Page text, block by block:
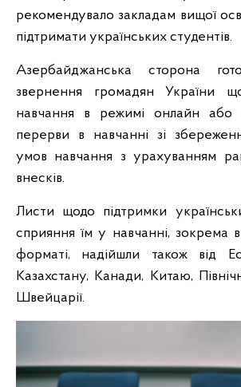
рекомендувало закладам вищої
підтримати українських студентів.
Азербайджанська сторона
звернення громадян України
навчання в режимі онлайн або
перерви в навчанні зі
умов навчання з урахуванням
внесків.
Листи щодо підтримки
сприяння їм у навчанні, зокрема
форматі, надійшли також від
Казахстану, Канади, Китаю,
Швейцарії.